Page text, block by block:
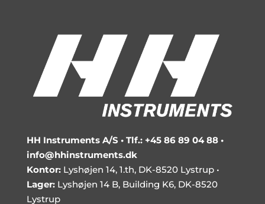
HH Instruments A/S • Tlf.: +45 86 89 04 88•
info@hhinstruments.dk
Kontor:Lyshøjen 14, 1.th, DK-8520 Lystrup •
Lager:Lyshøjen 14 B, Building K6, DK-8520
Lystrup